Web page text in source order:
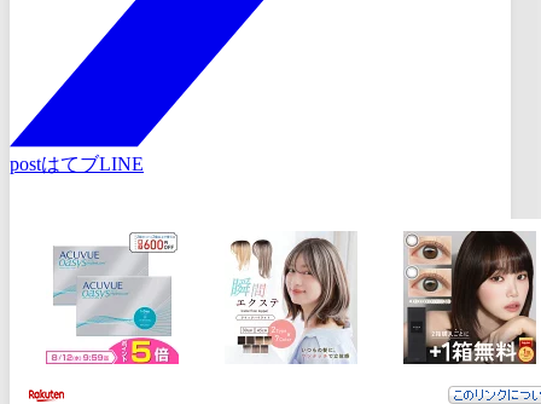
postはてブLINE